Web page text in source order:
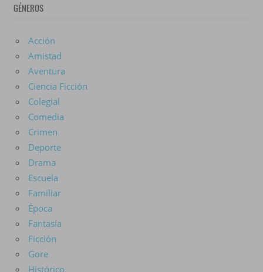
Doramas
GÉNEROS
Acción
Amistad
Aventura
Ciencia Ficción
Colegial
Comedia
Crimen
Deporte
Drama
Escuela
Familiar
Época
Fantasía
Ficción
Gore
Histórico